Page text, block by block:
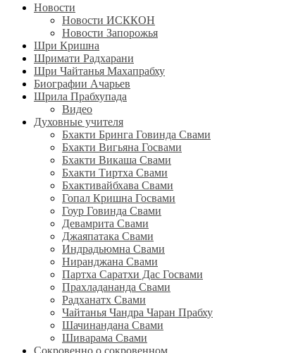
Новости
Новости ИСККОН
Новости Запорожья
Шри Кришна
Шримати Радхарани
Шри Чайтанья Махапрабху
Биографии Ачарьев
Шрила Прабхупада
Видео
Духовные учителя
Бхакти Бринга Говинда Свами
Бхакти Вигьяна Госвами
Бхакти Викаша Свами
Бхакти Тиртха Свами
Бхактивайбхава Свами
Гопал Кришна Госвами
Гоур Говинда Свами
Девамрита Свами
Джаяпатака Свами
Индрадьюмна Свами
Ниранджана Свами
Партха Саратхи Дас Госвами
Прахладананда Свами
Радханатх Свами
Чайтанья Чандра Чаран Прабху
Шачинандана Свами
Шиварама Свами
Сокровенно о сокровенном